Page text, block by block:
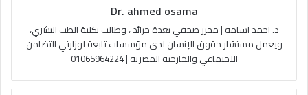
Dr. ahmed osama
د. احمد اسامه | محرر صحفي بعدة جرائد ، وطالب بكلية الطب البشري،
ويعمل مستشار حقوق الإنسان لدى مؤسسات تابعة لوزارتي التضامن
الاجتماعي والخارجية المصرية | 01065964224